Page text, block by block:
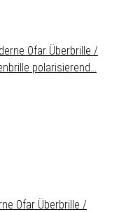
Ofar Überbrille /